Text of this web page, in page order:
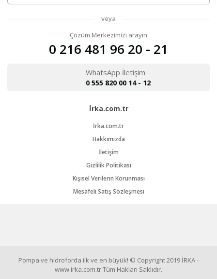
veya
Çözüm Merkezimizi arayın
0 216 481 96 20 - 21
WhatsApp İletişim
0 555 820 00 14 - 12
İrka.com.tr
İrka.com.tr
Hakkımızda
İletişim
Gizlilik Politikası
Kişisel Verilerin Korunması
Mesafeli Satış Sözleşmesi
Pompa ve hidroforda ilk ve en büyük! © Copyright 2019 İRKA -
www.irka.com.tr Tüm Hakları Saklıdır.